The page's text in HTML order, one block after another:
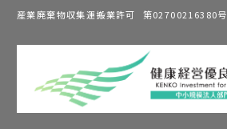
産業廃棄物収集運搬業許可 第02700216380号